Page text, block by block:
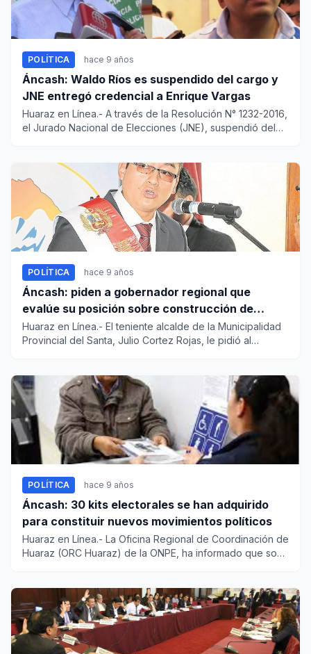
POLÍTICA hace 9 años
Áncash: Waldo Ríos es suspendido del cargo y
JNE entregó credencial a Enrique Vargas
Huaraz en Línea.- A través de la Resolución N° 1232-2016,
el Jurado Nacional de Elecciones (JNE), suspendió del
POLÍTICA hace 9 años
Áncash: piden a gobernador regional que
evalúe su posición sobre construcción de
nuevo hospital “La Caleta”
Huaraz en Línea.- El teniente alcalde de la Municipalidad
Provincial del Santa, Julio Cortez Rojas, le pidió al
POLÍTICA hace 9 años
Áncash: 30 kits electorales se han adquirido
para constituir nuevos movimientos políticos
Huaraz en Línea.- La Oficina Regional de Coordinación de
Huaraz (ORC Huaraz) de la ONPE, ha informado que son